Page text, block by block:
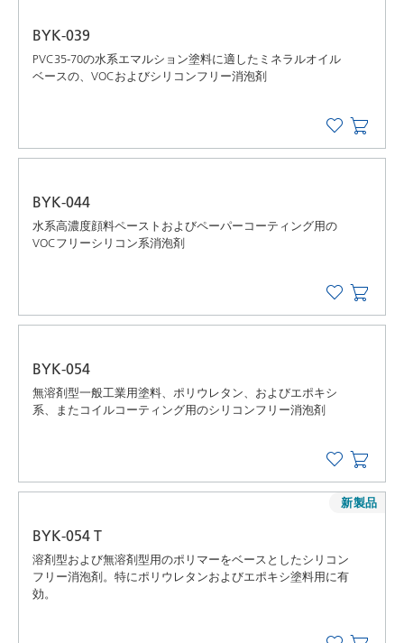
BYK-039
PVC35-70の水系エマルション塗料に適したミネラルオイル
ベースの、VOCおよびシリコンフリー消泡剤
BYK-044
水系高濃度顔料ペーストおよびペーパーコーティング用の
VOCフリーシリコン系消泡剤
BYK-054
無溶剤型一般工業用塗料、ポリウレタン、およびエポキシ
系、またコイルコーティング用のシリコンフリー消泡剤
BYK-054 T
溶剤型および無溶剤型用のポリマーをベースとしたシリコン
フリー消泡剤。特にポリウレタンおよびエポキシ塗料用に有
効。
新製品